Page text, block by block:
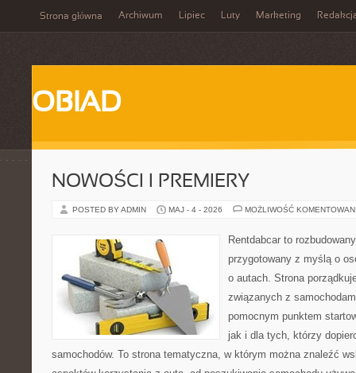
Strona główna Archiwum Lipiec Luty Marketing
OBIAD
NOWOŚCI I PREMIERY
POSTED BY ADMIN MAJ - 4 - 2026 MOŻLIWOŚĆ
Rentdabcar to
przygotowany z myślą o
o autach. Strona
związanych z
pomocnym punktem
jak i dla tych, którzy
samochodów. To strona tematyczna, w którym można znaleźć